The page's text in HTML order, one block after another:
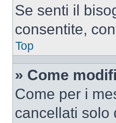
Se senti il
consentite,
Top
» Come
Come per i
cancellati solo